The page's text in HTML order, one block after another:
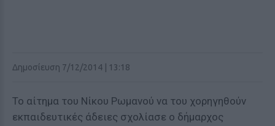
Δημοσίευση 7/12/2014 | 13:18
Το αίτημα του Νίκου Ρωμανού να του χορηγηθούν
εκπαιδευτικές άδειες σχολίασε ο δήμαρχος